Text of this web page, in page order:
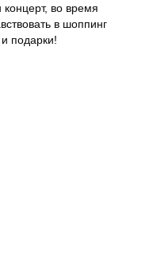
во время
в шоппинг
подарки!